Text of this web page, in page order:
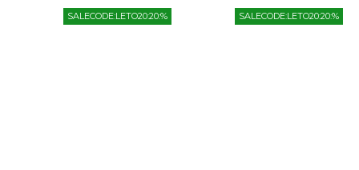
SALECODE:LETO20:20:% SALECODE:LETO20:20:%